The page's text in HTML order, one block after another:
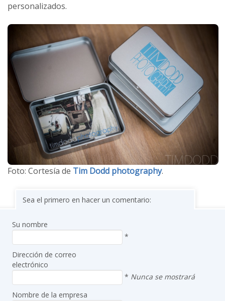
personalizados.
Foto: Cortesía de Tim Dodd photography.
Sea el primero en hacer un comentario:
Su nombre
*
Dirección de correo
electrónico
* Nunca se mostrará
Nombre de la empresa